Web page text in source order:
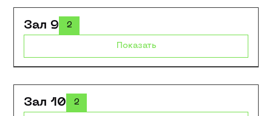
Зал 9 2
Показать
Зал 10 2